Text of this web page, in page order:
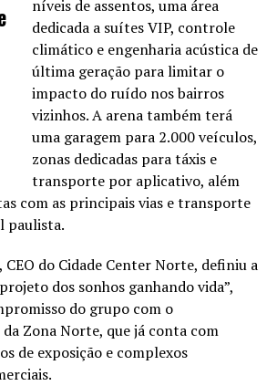
níveis de assentos, uma área
dedicada a suítes VIP, controle
climático e engenharia acústica de
última geração para limitar o
impacto do ruído nos bairros
vizinhos. A arena também terá
uma garagem para 2.000 veículos,
zonas dedicadas para táxis e
transporte por aplicativo, além
com as principais vias e transporte
paulista.
CEO do Cidade Center Norte, definiu a
dos sonhos ganhando vida”,
do grupo com o
Zona Norte, que já conta com
de exposição e complexos